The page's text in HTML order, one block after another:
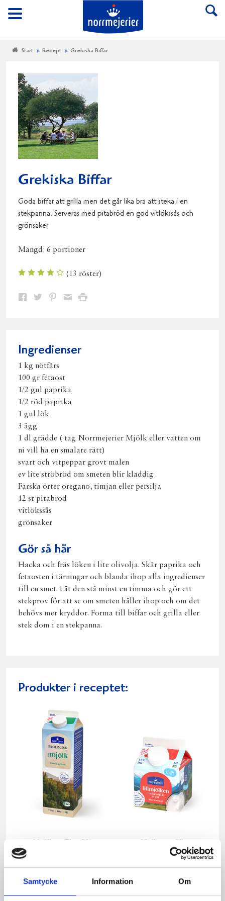
Samtycke Information Om
Meny
Till Norrmejerier
Start Recept Grekiska Biffar
Grekiska Biffar
Goda biffar att grilla men det går lika bra att steka i en
stekpanna. Serveras med pitabröd en god vitlökssås och
grönsaker
Mängd: 6 portioner
(13 röster)
Dela Dela Dela DelaSkriv
Ingredienser
1 kg nötfärs
100 gr fetaost
1/2 gul paprika
1/2 röd paprika
1 gul lök
3 ägg
1 dl grädde ( tag Norrmejerier Mjölk eller vatten om
ni vill ha en smalare rätt)
svart och vitpeppar grovt malen
ev lite ströbröd om smeten blir kladdig
Färska örter oregano, timjan eller persilja
12 st pitabröd
vitlökssås
grönsaker
Gör så här
Hacka och fräs löken i lite olivolja. Skär paprika och
fetaosten i tärningar och blanda ihop alla ingredienser
till en smet. Låt den stå minst en timma och gör ett
stekprov för att se om smeten håller ihop och om det
behövs mer kryddor. Forma till biffar och grilla eller
stek dom i en stekpanna.
Produkter i receptet:
1,5% laktosfri 3dl